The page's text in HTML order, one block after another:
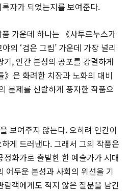
자가 되었는지를 보여준다.
가운데 하나는 《사투르누스가
의 ‘검은 그림’ 가운데 가장 널리
, 인간 본성의 공포를 강렬하게
은 화려한 치장과 노화의 대비
문제를 신랄하게 풍자한 작품으
보여주지 않는다. 오히려 인간이
게 드러낸다. 그래서 그의 작품은
화가로 출발한 한 예술가가 시대
어두운 본성과 사회의 위선을 기
객에게도 적지 않은 질문을 남긴